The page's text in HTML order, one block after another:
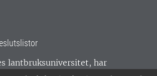
lantbruksuniversitet, har